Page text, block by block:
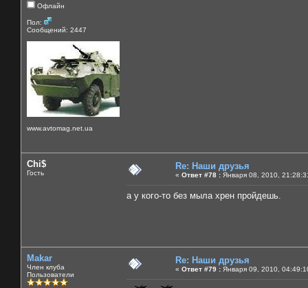
Офлайн
Пол:
Сообщений: 2447
www.avtomag.net.ua
Chi$
Гость
Re: Наши друзья
« Ответ #78 : Января 08, 2010,
а у кого-то без мыла хрен пройдешь.
Makar
Член клуба
Пользователи
Re: Наши друзья
« Ответ #79 : Января 09, 2010,